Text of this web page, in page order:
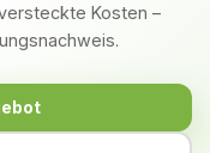
Kosten –